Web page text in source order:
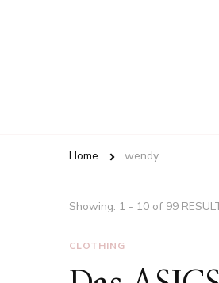
Home wendy
Showing: 1 - 10 of 99
CLOTHING